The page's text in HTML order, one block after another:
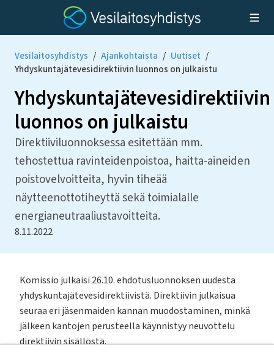
Vesilaitosyhdistys / Ajankohtaista / Uutiset /
Yhdyskuntajätevesidirektiivin luonnos on julkaistu
Yhdyskuntajätevesidirektiivin
luonnos on julkaistu
Direktiiviluonnoksessa esitettään mm.
tehostettua ravinteidenpoistoa, haitta-aineiden
poistovelvoitteita, hyvin tiheää
näytteenottotiheyttä sekä toimialalle
energianeutraaliustavoitteita.
8.11.2022
Komissio julkaisi 26.10. ehdotusluonnoksen uudesta
yhdyskuntajätevesidirektiivistä. Direktiivin julkaisua
seuraa eri jäsenmaiden kannan muodostaminen, minkä
jälkeen kantojen perusteella käynnistyy neuvottelu
direktiivin sisällöstä.